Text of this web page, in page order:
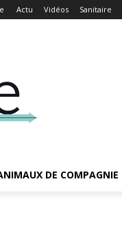
Actu Vidéos Sanitaire
DE COMPAGNIE